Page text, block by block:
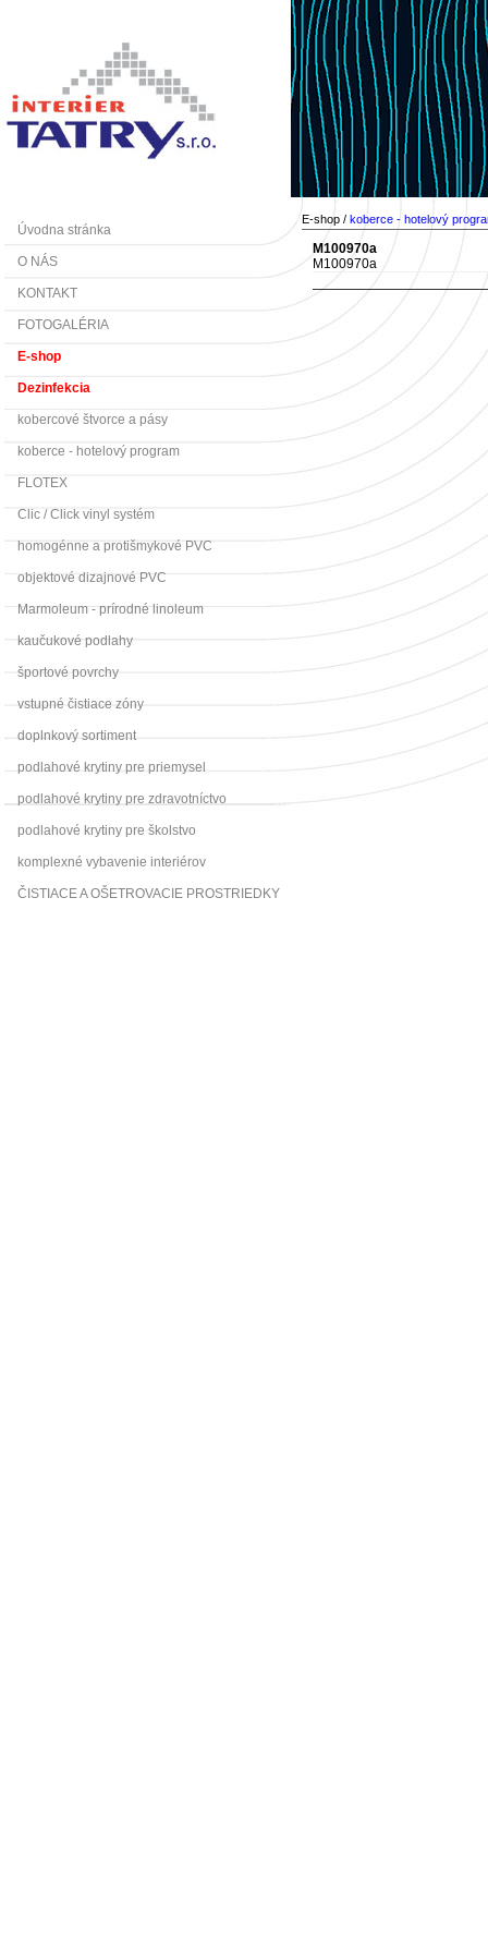
Úvodna stránka
O NÁS
KONTAKT
FOTOGALÉRIA
E-shop
Dezinfekcia
kobercové štvorce a pásy
koberce - hotelový program
FLOTEX
Clic / Click vinyl systém
homogénne a protišmykové PVC
objektové dizajnové PVC
Marmoleum - prírodné linoleum
kaučukové podlahy
športové povrchy
vstupné čistiace zóny
doplnkový sortiment
podlahové krytiny pre priemysel
podlahové krytiny pre zdravotníctvo
podlahové krytiny pre školstvo
komplexné vybavenie interiérov
ČISTIACE A OŠETROVACIE PROSTRIEDKY
E-shop / koberce - hotelový
M100970a
M100970a